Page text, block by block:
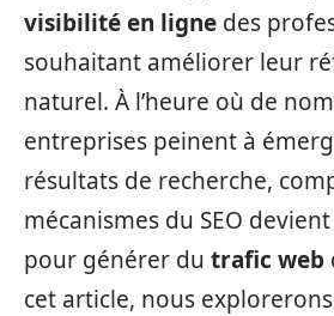
visibilité en ligne des
souhaitant améliorer leur
naturel. À l’heure où de
entreprises peinent à
résultats de recherche,
mécanismes du SEO
pour générer du trafic web
cet article, nous